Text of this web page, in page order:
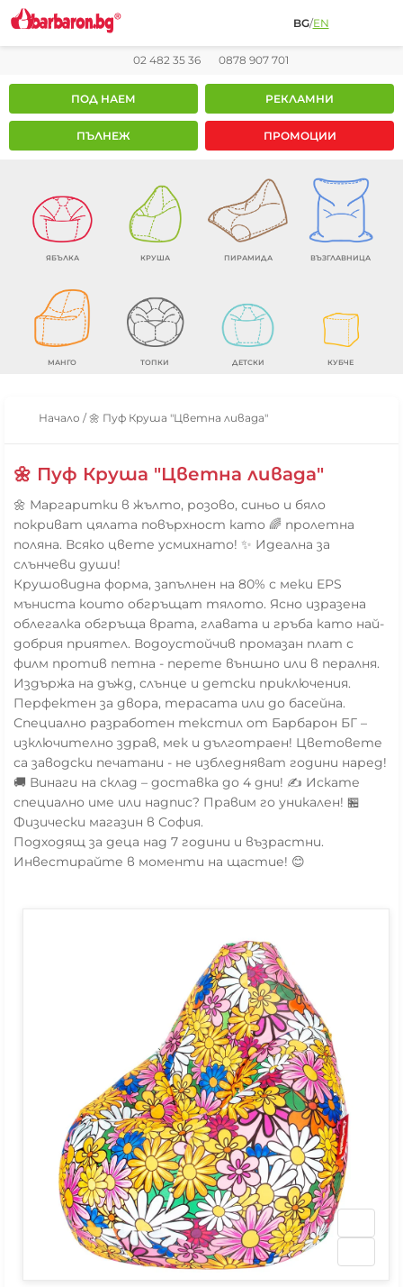
BG/EN
02 482 35 36 0878 907 701
ПОД НАЕМ РЕКЛАМНИ
ПЪЛНЕЖ ПРОМОЦИИ
ЯБЪЛКА КРУША ПИРАМИДА ВЪЗГЛАВНИЦА
МАНГО ТОПКИ ДЕТСКИ КУБЧЕ
Начало /🌼 Пуф Круша "Цветна ливада"
🌼 Пуф Круша "Цветна ливада"
🌼 Маргаритки в жълто, розово, синьо и бяло
покриват цялата повърхност като 🌈 пролетна
поляна. Всяко цвете усмихнато! ✨ Идеална за
слънчеви души!
Крушовидна форма, запълнен на 80% с меки EPS
мъниста които обгръщат тялото. Ясно изразена
облегалка обгръща врата, главата и гръба като най-
добрия приятел. Водоустойчив промазан плат с
филм против петна - перете външно или в пералня.
Издържа на дъжд, слънце и детски приключения.
Перфектен за двора, терасата или до басейна.
Специално разработен текстил от Барбарон БГ –
изключително здрав, мек и дълготраен! Цветовете
са заводски печатани - не избледняват години наред!
🚚 Винаги на склад – доставка до 4 дни! ✍️ Искате
специално име или надпис? Правим го уникален! 🏪
Физически магазин в София.
Подходящ за деца над 7 години и възрастни.
Инвестирайте в моменти на щастие! 😊